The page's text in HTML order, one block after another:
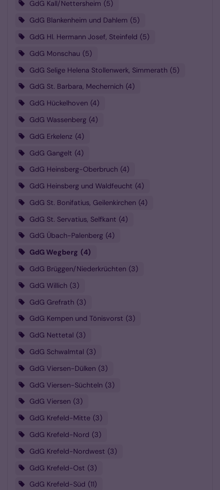
GdG Kall/Nettersheim
5
GdG Blankenheim und Dahlem 5
GdG Hl. Hermann Josef, Steinfeld 5
GdG Monschau 5
GdG Selige Helena Stollenwerk, Simmerath 5
GdG St. Barbara, Mechernich 4
GdG Hückelhoven 4
GdG Wassenberg 4
GdG Erkelenz 4
GdG Gangelt 4
GdG Heinsberg-Oberbruch 4
GdG Heinsberg und Waldfeucht 4
GdG St. Bonifatius, Geilenkirchen 4
GdG St. Servatius, Selfkant 4
GdG Übach-Palenberg 4
GdG Wegberg
4
GdG Brüggen/Niederkrüchten 3
GdG Willich 3
GdG Grefrath 3
GdG Kempen und Tönisvorst
3
GdG Nettetal 3
GdG Schwalmtal 3
GdG Viersen-Dülken 3
GdG Viersen-Süchteln 3
GdG Viersen
3
GdG Krefeld-Mitte 3
GdG Krefeld-Nord 3
GdG Krefeld-Nordwest 3
GdG Krefeld-Ost 3
GdG Krefeld-Süd
11